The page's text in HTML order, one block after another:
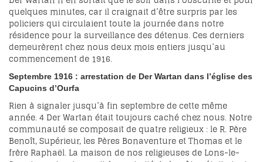
quelques minutes, car il craignait d’être surpris par les
policiers qui circulaient toute la journée dans notre
résidence pour la surveillance des détenus. Ces derniers
demeurèrent chez nous deux mois entiers jusqu’au
commencement de 1916.
Septembre 1916 : arrestation de Der Wartan dans l’église des
Capucins d’Ourfa
Rien à signaler jusqu’à fin septembre de cette même
année.4Der Wartan était toujours caché chez nous. Notre
communauté se composait de quatre religieux : le R. Père
Benoît, Supérieur, les Pères Bonaventure et Thomas et le
frère Raphaël. La maison de nos religieuses de Lons-le-